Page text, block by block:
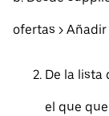
ofertas >
De la lista
el que